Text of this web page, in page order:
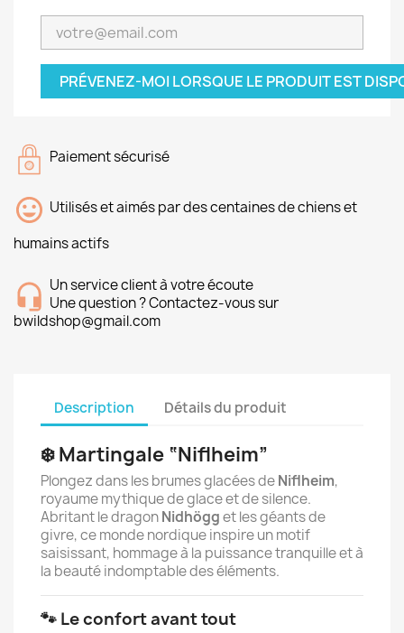
PRÉVENEZ-MOI LORSQUE LE PRODUIT EST
Paiement sécurisé
Utilisés et aimés par des centaines de chiens et
humains actifs
Un service client à votre écoute
Une question ? Contactez-vous sur
bwildshop@gmail.com
Description Détails du produit
❄️ Martingale “Niflheim”
Plongez dans les brumes glacées deNiflheim,
royaume mythique de glace et de silence.
Abritant le dragonNidhögget les géants de
givre, ce monde nordique inspire un motif
saisissant, hommage à la puissance tranquille et à
la beauté indomptable des éléments.
🐾 Le confort avant tout